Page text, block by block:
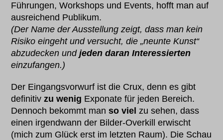
Führungen, Workshops und Events, hofft man auf
ausreichend Publikum.
(Der Name der Ausstellung zeigt, dass man kein
Risiko eingeht und versucht, die „neunte Kunst“
abzudecken undjeden daran Interessierten
einzufangen.)
Der Eingangsvorwurf ist die Crux, denn es gibt
definitivzu wenig Exponate für jeden Bereich.
Dennoch bekommt manso viel zu sehen, dass
einen irgendwann der Bilder-Overkill erwischt
(mich zum Glück erst im letzten Raum). Die Schau